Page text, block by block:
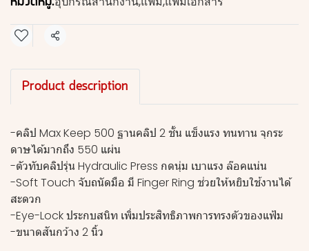
แชร์
Product description
-คลิป Max Keep 500 ฐานคลิป 2 ชั้น แข็งแรง ทนทาน จุกระ
ดาษได้มากถึง 550 แผ่น
-ตัวทับคลิปรุ่น Hydraulic Press กดนุ่ม เบาแรง ล๊อคแน่น
-Soft Touch จับถนัดมือ มี Finger Ring ช่วยให้หยิบใช้งานได้
สะดวก
-Eye-Lock ประกบสนิท เพิ่มประสิทธิภาพการทรงตัวของแฟ้ม
-ขนาดสันกว้าง 2 นิ้ว